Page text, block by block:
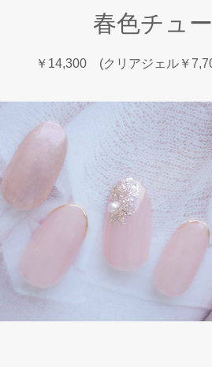
春色チュ
￥14,300 (クリアジェル￥